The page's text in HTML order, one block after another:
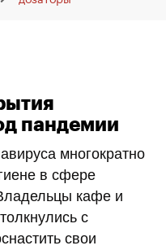
пандемии
многократно
в сфере
кафе и
с
свои